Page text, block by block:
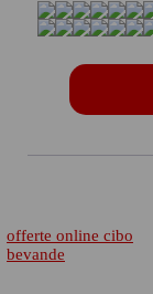
offerte online cibo
bevande